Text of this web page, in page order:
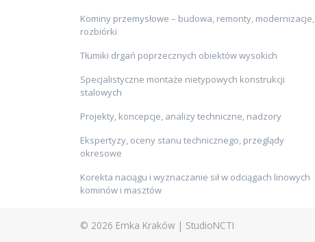
Kominy przemysłowe – budowa, remonty, modernizacje,
rozbiórki
Tłumiki drgań poprzecznych obiektów wysokich
Specjalistyczne montaże nietypowych konstrukcji
stalowych
Projekty, koncepcje, analizy techniczne, nadzory
Ekspertyzy, oceny stanu technicznego, przeglądy
okresowe
Korekta naciągu i wyznaczanie sił w odciągach linowych
kominów i masztów
© 2026 Emka Kraków | StudioNCTI